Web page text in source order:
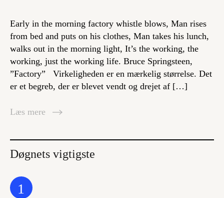
Log ind
Early in the morning factory whistle blows, Man rises
from bed and puts on his clothes, Man takes his lunch,
walks out in the morning light, It’s the working, the
working, just the working life. Bruce Springsteen,
”Factory” Virkeligheden er en mærkelig størrelse. Det
er et begreb, der er blevet vendt og drejet af […]
Læs mere
Døgnets vigtigste
1